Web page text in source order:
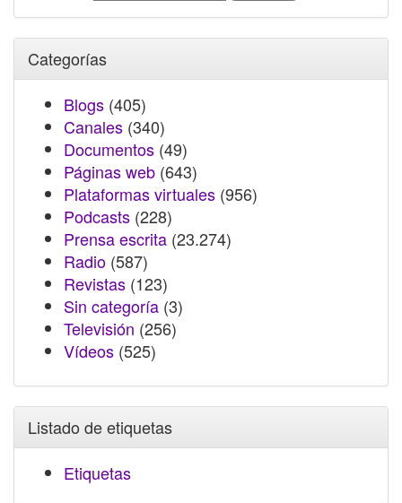
Categorías
Blogs (405)
Canales (340)
Documentos (49)
Páginas web (643)
Plataformas virtuales (956)
Podcasts (228)
Prensa escrita (23.274)
Radio (587)
Revistas (123)
Sin categoría (3)
Televisión (256)
Vídeos (525)
Listado de etiquetas
Etiquetas